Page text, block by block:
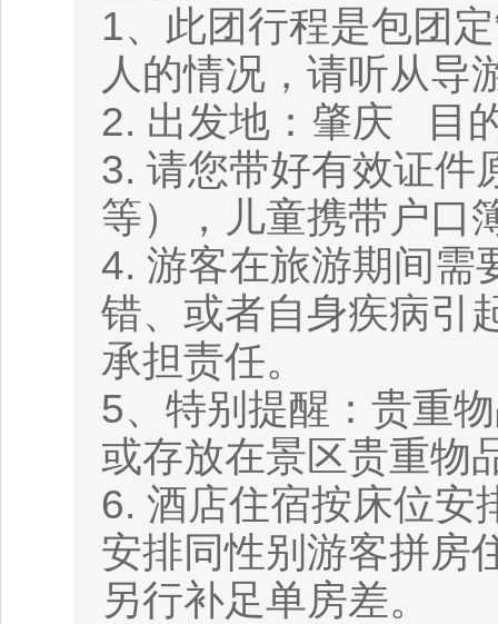
1、此团行程是包团
人的情况，请听从导
2. 出发地：肇庆 目
3. 请您带好有效证件
等），儿童携带户口
4. 游客在旅游期间需
错、或者自身疾病引
承担责任。
5、特别提醒：贵重
或存放在景区贵重物
6. 酒店住宿按床位安
安排同性别游客拼房
另行补足单房差。